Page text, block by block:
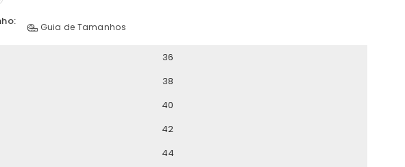
Guia de Tamanhos
36
38
40
42
44